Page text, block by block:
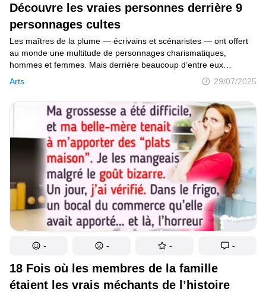
Découvre les vraies personnes derrière 9
personnages cultes
Arts 29/07/2025
Les maîtres de la plume — écrivains et scénaristes — ont offert
au monde une multitude de personnages charismatiques,
hommes et femmes. Mais derrière beaucoup d’entre eux
se cachent de vraies personnes, dont les caractères et les
destins ont inspiré leurs créateurs. Découvrons quelles
personnalités ont servi de modèles à des héros cultes, et quelles
histoires réelles se cachent derrière des œuvres célèbres.
18 Fois où les membres de la famille
étaient les vrais méchants de l’histoire
- - - -
Célébrités
Endroits
Humour
Règles éditoriales
Contacte la rédaction
Politique de confidentialité
Politique de droit d'auteur
Plan de site